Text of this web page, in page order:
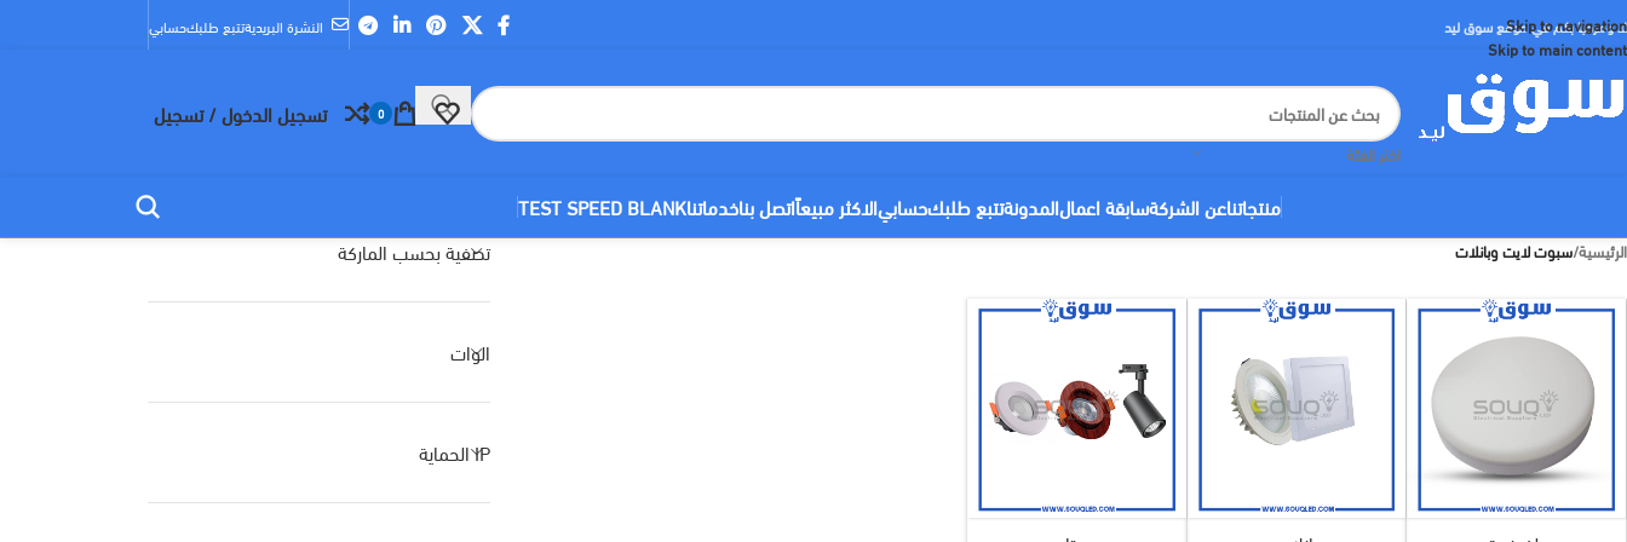
Skip to navigation
Skip to main content
ومرحبا بكم في موقع سوق ليد النشرة البريديةتتبع طلبكحسابي
اختر الفئة
0 تسجيل الدخول / تسجيل
منتجاتناعن الشركةسابقة اعمالالمدونةتتبع طلبكحسابيالاكثر مبيعاًاتصل بناخدماتناTEST SPEED BLANK
الرئيسية/سبوت لايت وبانلات تصفية بحسب الماركة
الوات
IP الحماية